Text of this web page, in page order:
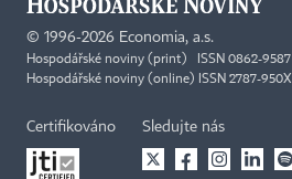
© 1996-2026 Economia, a.s.
Hospodářské noviny (print) ISSN 0862-9587
Hospodářské noviny (online) ISSN 2787-950X
Certifikováno Sledujte nás